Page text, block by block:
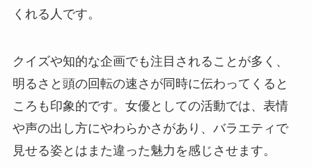
くれる人です。
クイズや知的な企画でも注目されることが多く、
明るさと頭の回転の速さが同時に伝わってくると
ころも印象的です。女優としての活動では、表情
や声の出し方にやわらかさがあり、バラエティで
見せる姿とはまた違った魅力を感じさせます。